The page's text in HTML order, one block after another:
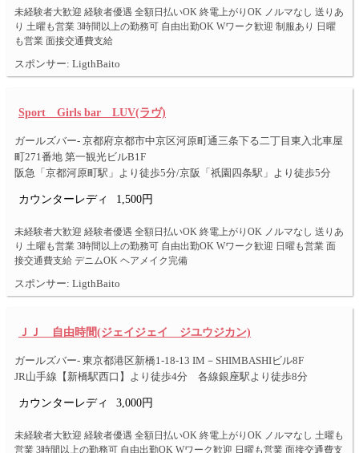
未経験者大歓迎 経験者優遇 全額日払いOK 終電上がりOK ノルマなし 送りあ
り 土曜も営業 3時間以上の勤務可 自由出勤OK Wワーク歓迎 制服あり 日曜
も営業 面接交通費支給
スポンサー: LigthBaito
Sport Girls bar LUV(ラヴ)
ガールズバー- 京都府京都市中京区河原町通三条下る二丁目東入北車屋
町271番地 第一観光ビルB1F
阪急「京都河原町駅」より徒歩5分/京阪「祇園四条駅」より徒歩5分
カウンターレディ 1,500円
未経験者大歓迎 経験者優遇 全額日払いOK 終電上がりOK ノルマなし 送りあ
り 土曜も営業 3時間以上の勤務可 自由出勤OK Wワーク歓迎 日曜も営業 面
接交通費支給 デニムOK ヘアメイク完備
スポンサー: LigthBaito
ＪＪ 自由時間(ジェイジェイ ジユウジカン)
ガールズバー- 東京都港区新橋1-18-13 IM－SHIMBASHIビル8F
JR山手線【新橋駅西口】より徒歩4分 各線銀座駅より徒歩8分
カウンターレディ 3,000円
未経験者大歓迎 経験者優遇 全額日払いOK 終電上がりOK ノルマなし 土曜も
営業 3時間以上の勤務可 自由出勤OK Wワーク歓迎 日曜も営業 面接交通費支